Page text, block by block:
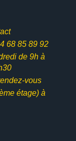
68 85 89 92
de 9h à
vous
étage) à